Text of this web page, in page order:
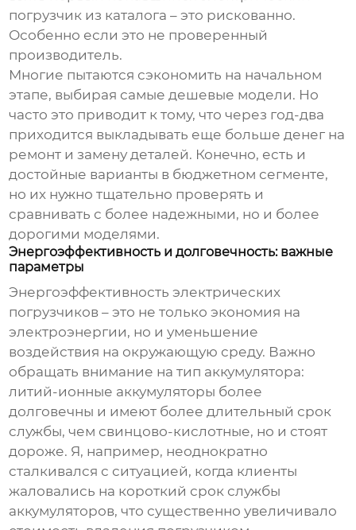
погрузчик из каталога – это рискованно.
Особенно если это не проверенный
производитель.
Многие пытаются сэкономить на начальном
этапе, выбирая самые дешевые модели. Но
часто это приводит к тому, что через год-два
приходится выкладывать еще больше денег на
ремонт и замену деталей. Конечно, есть и
достойные варианты в бюджетном сегменте,
но их нужно тщательно проверять и
сравнивать с более надежными, но и более
дорогими моделями.
Энергоэффективность и долговечность: важные
параметры
Энергоэффективностьэлектрических
погрузчиков – это не только экономия на
электроэнергии, но и уменьшение
воздействия на окружающую среду. Важно
обращать внимание на тип аккумулятора:
литий-ионные аккумуляторы более
долговечны и имеют более длительный срок
службы, чем свинцово-кислотные, но и стоят
дороже. Я, например, неоднократно
сталкивался с ситуацией, когда клиенты
жаловались на короткий срок службы
аккумуляторов, что существенно увеличивало